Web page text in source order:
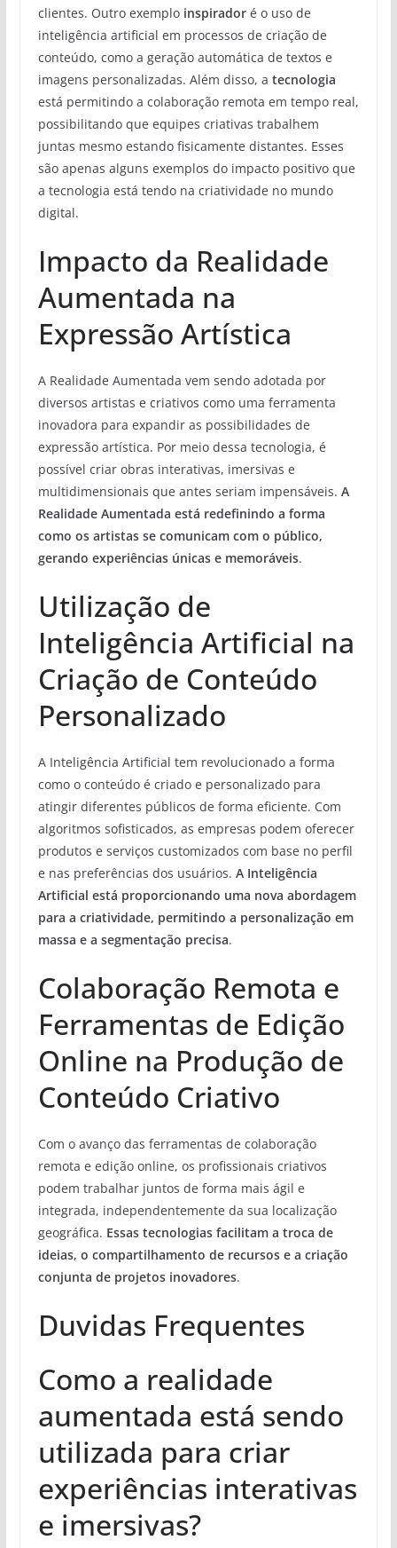
clientes. Outro exemplo inspiradoré o uso de
inteligência artificial em processos de criação de
conteúdo, como a geração automática de textos e
imagens personalizadas. Além disso, a tecnologia
está permitindo a colaboração remota em tempo real,
possibilitando que equipes criativas trabalhem
juntas mesmo estando fisicamente distantes. Esses
são apenas alguns exemplos do impacto positivo que
a tecnologia está tendo na criatividade no mundo
digital.
Impacto da Realidade
Aumentada na
Expressão Artística
A Realidade Aumentada vem sendo adotada por
diversos artistas e criativos como uma ferramenta
inovadora para expandir as possibilidades de
expressão artística. Por meio dessa tecnologia, é
possível criar obras interativas, imersivas e
multidimensionais que antes seriam impensáveis. A
Realidade Aumentada está redefinindo a forma
como os artistas se comunicam com o público,
gerando experiências únicas e memoráveis.
Utilização de
Inteligência Artificial na
Criação de Conteúdo
Personalizado
A Inteligência Artificial tem revolucionado a forma
como o conteúdo é criado e personalizado para
atingir diferentes públicos de forma eficiente. Com
algoritmos sofisticados, as empresas podem oferecer
produtos e serviços customizados com base no perfil
e nas preferências dos usuários. A Inteligência
Artificial está proporcionando uma nova abordagem
para a criatividade, permitindo a personalização em
massa e a segmentação precisa.
Colaboração Remota e
Ferramentas de Edição
Online na Produção de
Conteúdo Criativo
Com o avanço das ferramentas de colaboração
remota e edição online, os profissionais criativos
podem trabalhar juntos de forma mais ágil e
integrada, independentemente da sua localização
geográfica. Essas tecnologias facilitam a troca de
ideias, o compartilhamento de recursos e a criação
conjunta de projetos inovadores.
Duvidas Frequentes
Como a realidade
aumentada está sendo
utilizada para criar
experiências interativas
e imersivas?